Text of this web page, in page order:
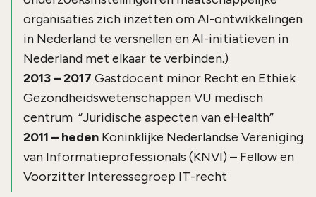
organisaties zich inzetten om AI-ontwikkelingen
in Nederland te versnellen en AI-initiatieven in
Nederland met elkaar te verbinden.)
2013 – 2017 Gastdocent minor Recht en Ethiek
Gezondheidswetenschappen VU medisch
centrum “Juridische aspecten van eHealth”
2011 – heden Koninklijke Nederlandse Vereniging
van Informatieprofessionals (KNVI) – Fellow en
Voorzitter Interessegroep IT-recht